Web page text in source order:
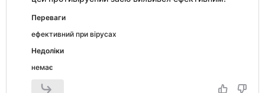
Переваги
ефективний при вірусах
Недоліки
немає